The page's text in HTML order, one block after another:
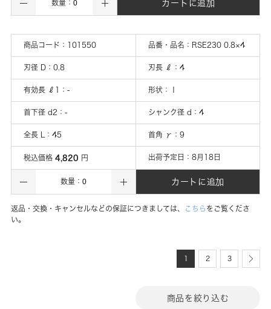
数量： カートに追加
商品コード： 101550 品番・品名： RSE230 0.8×4
刃径 D ： 0.8 刃長 ℓ ： 4
有効長 ℓ1 ： - 形状 ： Ⅰ
首下径 d2 ： - シャンク径 d ： 4
全長 L ： 45 首角 γ ： 9
税込価格 4,820 円 出荷予定日： 8月18日
数量： カートに追加
返品・交換・キャンセルなどの保証につきましては、 こちら をご覧くださ
い。
1 2 3
商品を絞り込む